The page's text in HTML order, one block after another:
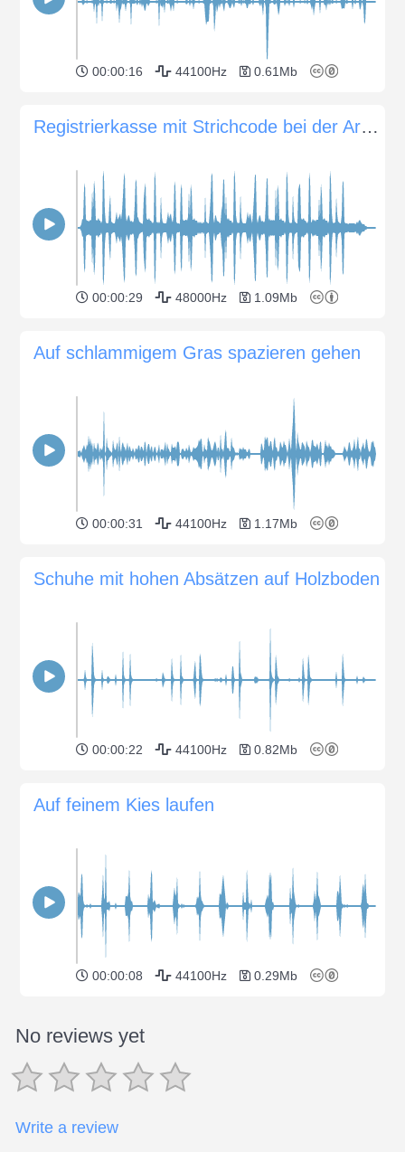
00:00:16 44100Hz 0.61Mb
Registrierkasse mit Strichcode bei der Arbeit in einem Geschäft piept
00:00:29 48000Hz 1.09Mb
Auf schlammigem Gras spazieren gehen
00:00:31 44100Hz 1.17Mb
Schuhe mit hohen Absätzen auf Holzboden
00:00:22 44100Hz 0.82Mb
Auf feinem Kies laufen
00:00:08 44100Hz 0.29Mb
No reviews yet
Write a review